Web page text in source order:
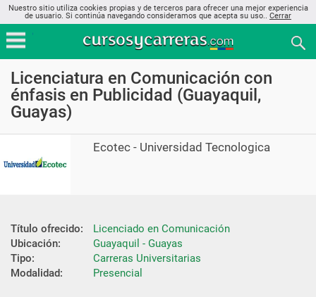
Nuestro sitio utiliza cookies propias y de terceros para ofrecer una mejor experiencia
de usuario. Si continúa navegando consideramos que acepta su uso.. Cerrar
Licenciatura en Comunicación con
énfasis en Publicidad (Guayaquil,
Guayas)
Ecotec - Universidad Tecnologica
Título ofrecido:
Licenciado en Comunicación
Ubicación:
Guayaquil - Guayas
Tipo:
Carreras Universitarias
Modalidad:
Presencial